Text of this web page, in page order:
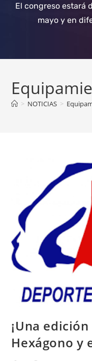
El congreso estará
mayo y en
> NOTICIAS >
¡Una
Hexágono y